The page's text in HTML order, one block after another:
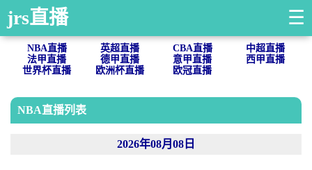
jrs直播 ☰
NBA直播 英超直播 CBA直播
中超直播
法甲直播
德甲直播 意甲直播
西甲直播
世界杯直播
欧洲杯直播 欧冠直播
NBA直播列表
2026年08月08日